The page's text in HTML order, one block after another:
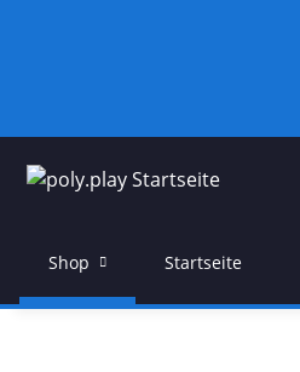
Shop Startseite